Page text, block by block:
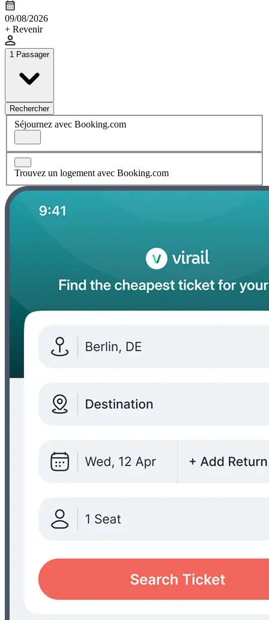
09/08/2026
+ Revenir
1 Passager
Rechercher
Séjournez avec Booking.com
Trouvez un logement avec Booking.com